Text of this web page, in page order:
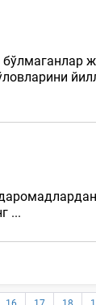
...